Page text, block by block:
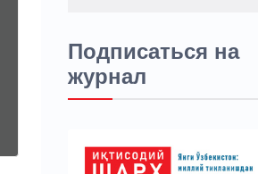
Подписаться на
журнал